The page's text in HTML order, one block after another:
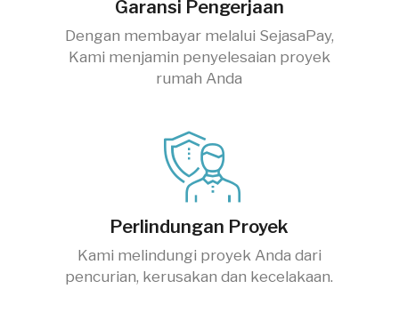
Garansi Pengerjaan
Dengan membayar melalui SejasaPay,
Kami menjamin penyelesaian proyek
rumah Anda
Perlindungan Proyek
Kami melindungi proyek Anda dari
pencurian, kerusakan dan kecelakaan.